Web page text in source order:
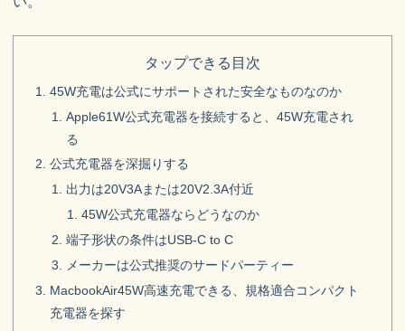
タップできる目次
45W充電は公式にサポートされた安全なものなのか
Apple61W公式充電器を接続すると、45W充電され
る
公式充電器を深掘りする
出力は20V3Aまたは20V2.3A付近
45W公式充電器ならどうなのか
端子形状の条件はUSB-C to C
メーカーは公式推奨のサードパーティー
MacbookAir45W高速充電できる、規格適合コンパクト
充電器を探す